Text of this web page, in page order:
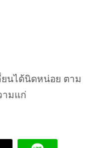
ยนได้นิดหน่อย ตาม
ามแก่